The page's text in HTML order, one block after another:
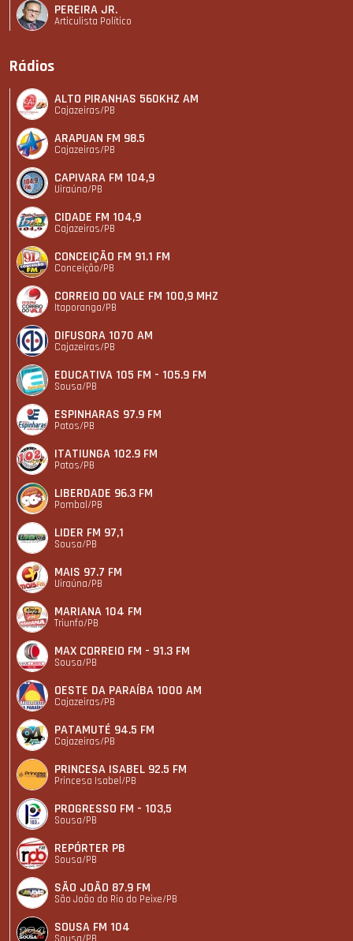
PEREIRA JR.
Articulista Polí­tico
Rádios
ALTO PIRANHAS 560KHZ AM
Cajazeiras/PB
ARAPUAN FM 98.5
Cajazeiras/PB
CAPIVARA FM 104,9
Uiraúna/PB
CIDADE FM 104,9
Cajazeiras/PB
CONCEIÇÃO FM 91.1 FM
Conceição/PB
CORREIO DO VALE FM 100,9 MHZ
Itaporanga/PB
DIFUSORA 1070 AM
Cajazeiras/PB
EDUCATIVA 105 FM - 105.9 FM
Sousa/PB
ESPINHARAS 97.9 FM
Patos/PB
ITATIUNGA 102.9 FM
Patos/PB
LIBERDADE 96.3 FM
Pombal/PB
LIDER FM 97,1
Sousa/PB
MAIS 97.7 FM
Uiraúna/PB
MARIANA 104 FM
Triunfo/PB
MAX CORREIO FM - 91.3 FM
Sousa/PB
OESTE DA PARAÍBA 1000 AM
Cajazeiras/PB
PATAMUTÉ 94.5 FM
Cajazeiras/PB
PRINCESA ISABEL 92.5 FM
Princesa Isabel/PB
PROGRESSO FM - 103,5
Sousa/PB
REPÓRTER PB
Sousa/PB
SÃO JOÃO 87.9 FM
São João do Rio do Peixe/PB
SOUSA FM 104
Sousa/PB